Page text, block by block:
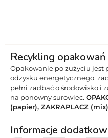
Recykling opakowań
Opakowanie po zużyciu jest
odzysku energetycznego,
pełni zadbać o środowisko
na ponowny surowiec.
(papier), ZAKRAPLACZ (mix)
Informacje